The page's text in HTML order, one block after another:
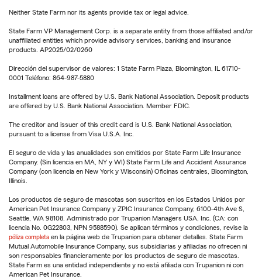
Neither State Farm nor its agents provide tax or legal advice.
State Farm VP Management Corp. is a separate entity from those affiliated and/or
unaffiliated entities which provide advisory services, banking and insurance
products. AP2025/02/0260
Dirección del supervisor de valores: 1 State Farm Plaza, Bloomington, IL 61710-
0001 Teléfono: 864-987-5880
Installment loans are offered by U.S. Bank National Association. Deposit products
are offered by U.S. Bank National Association. Member FDIC.
The creditor and issuer of this credit card is U.S. Bank National Association,
pursuant to a license from Visa U.S.A. Inc.
El seguro de vida y las anualidades son emitidos por State Farm Life Insurance
Company. (Sin licencia en MA, NY y WI) State Farm Life and Accident Assurance
Company (con licencia en New York y Wisconsin) Oficinas centrales, Bloomington,
Illinois.
Los productos de seguro de mascotas son suscritos en los Estados Unidos por
American Pet Insurance Company y ZPIC Insurance Company, 6100-4th Ave S,
Seattle, WA 98108. Administrado por Trupanion Managers USA, Inc. (CA: con
licencia No. 0G22803, NPN 9588590). Se aplican términos y condiciones, revise la
póliza completa en la página web de Trupanion para obtener detalles. State Farm
Mutual Automobile Insurance Company, sus subsidiarias y afiliadas no ofrecen ni
son responsables financieramente por los productos de seguro de mascotas.
State Farm es una entidad independiente y no está afiliada con Trupanion ni con
American Pet Insurance.